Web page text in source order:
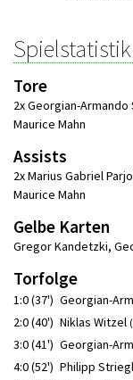
Spielstatistik
Tore
2x Georgian-Armando
Maurice Mahn
Assists
2x Marius Gabriel
Maurice Mahn
Gelbe Karten
Gregor Kandetzki,
Torfolge
1:0 (37') Georgian-
2:0 (40') Niklas Witzel
3:0 (41') Georgian-
4:0 (52') Philipp Striegl